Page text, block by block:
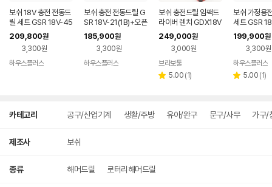
보쉬 18V 충전 전동드
릴 세트 GSR 18V-45
(1B) PRO2패키지 전
동드라이버
209,800원
3,300원
하우스플러스
보쉬 충전 전동드릴 G
SR 18V-21(1B)+오픈
형툴백공구세트
185,900원
3,300원
하우스플러스
보쉬 충전드릴 임팩드
라이버 렌치 GDX18V
-200 배터리1개세트
249,000원
3,000원
브라보툴
별 5.00 리
(1)
보쉬 가정용
세트 GSR
B)+툴백공구
드라이버
199,900원
3,300원
하우스플러스
별 5.00 리
(1)
카테고리 공구/산업기계 생활/주방 유아/완구 문구/사무 가구/
제조사 보쉬
종류 해머드릴 로터리해머드릴